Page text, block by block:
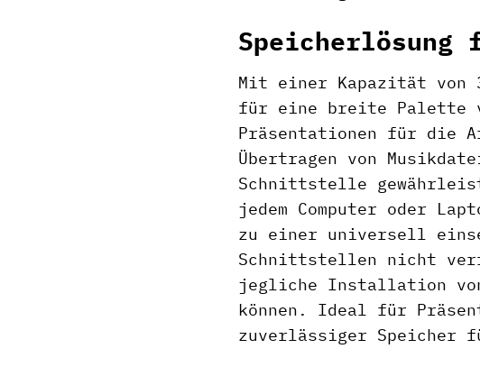
Speicherlösung
Mit einer Kapazität von
für eine breite Palette
Präsentationen für die
Übertragen von
Schnittstelle
jedem Computer oder
zu einer universell
Schnittstellen nicht
jegliche Installation von
können. Ideal für
zuverlässiger Speicher